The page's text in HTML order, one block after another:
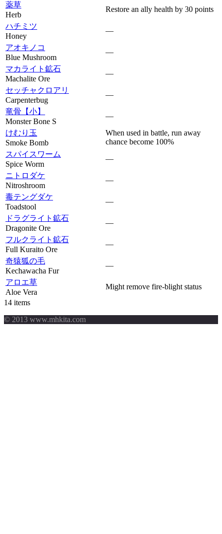
薬草
Herb
Restore an ally health by 30 points
ハチミツ
Honey
—
アオキノコ
Blue Mushroom
—
マカライト鉱石
Machalite Ore
—
セッチャクロアリ
Carpenterbug
—
竜骨【小】
Monster Bone S
—
けむり玉
Smoke Bomb
When used in battle, run away
chance become 100%
スパイスワーム
Spice Worm
—
ニトロダケ
Nitroshroom
—
毒テングダケ
Toadstool
—
ドラグライト鉱石
Dragonite Ore
—
フルクライト鉱石
Full Kuraito Ore
—
奇猿狐の毛
Kechawacha Fur
—
アロエ草
Aloe Vera
Might remove fire-blight status
14 items
© 2013 www.mhkita.com